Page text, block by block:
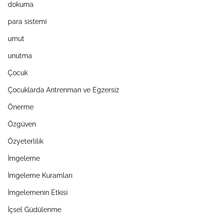
dokuma
para sistemi
umut
unutma
Çocuk
Çocuklarda Antrenman ve Egzersiz
Önerme
Özgüven
Özyeterlilik
İmgeleme
İmgeleme Kuramları
İmgelemenin Etkisi
İçsel Güdülenme